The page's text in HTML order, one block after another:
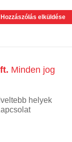
Minden jog
helyek